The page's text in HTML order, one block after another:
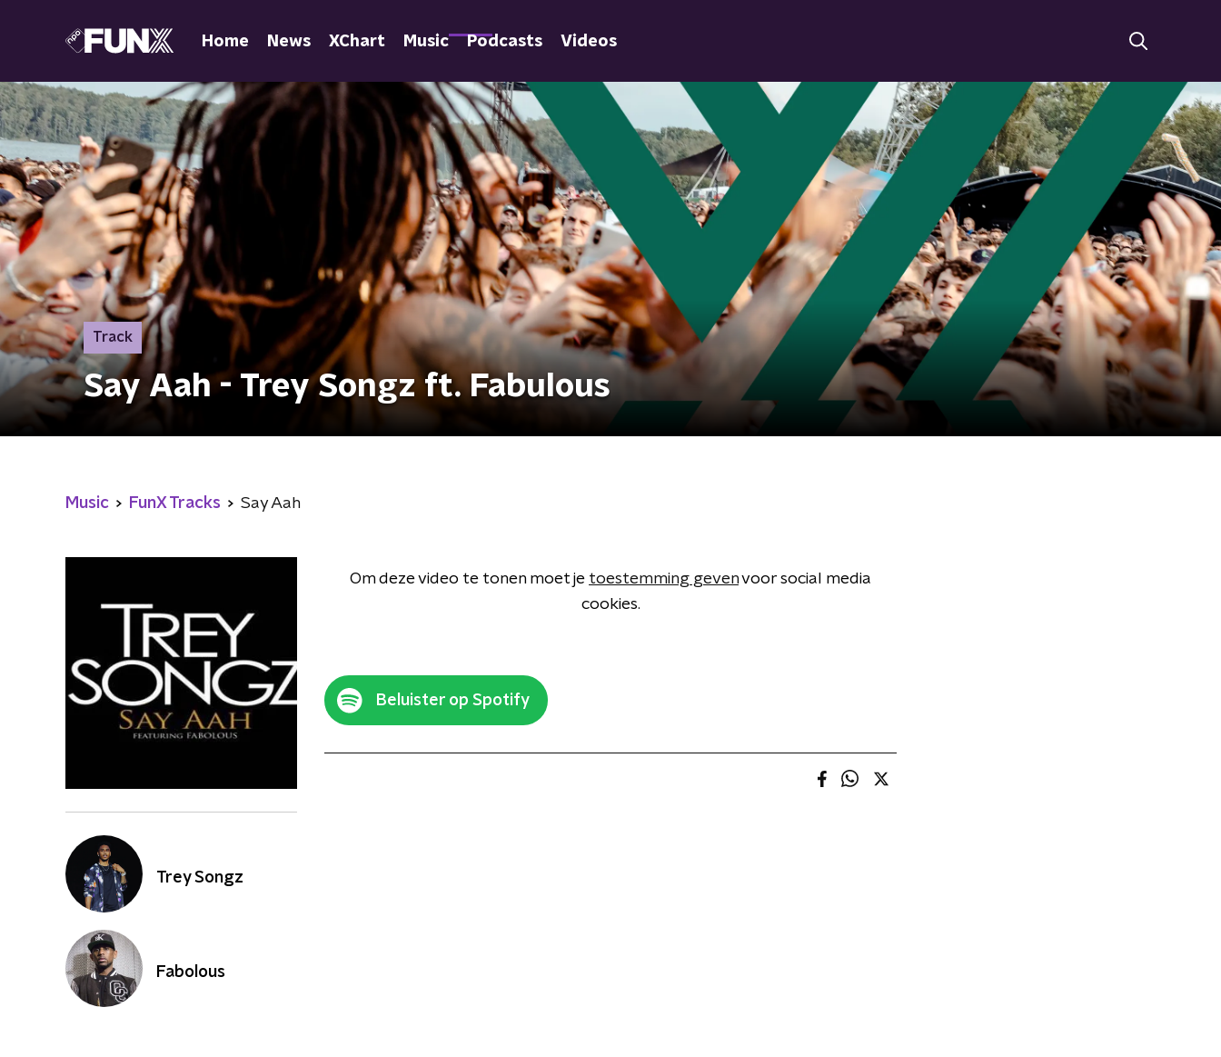
Home News XChart Music Podcasts Videos
Track
Say Aah - Trey Songz ft. Fabulous
Music FunX Tracks Say Aah
Trey Songz
Fabolous
Om deze video te tonen moet je toestemming gevenvoor social media
cookies.
Beluister op Spotify